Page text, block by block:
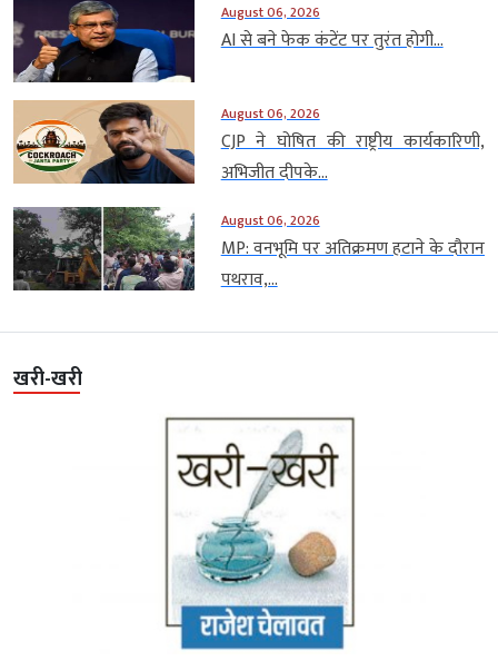
August 06, 2026
AI से बने फेक कंटेंट पर तुरंत होगी...
August 06, 2026
CJP ने घोषित की राष्ट्रीय कार्यकारिणी,
अभिजीत दीपके...
August 06, 2026
MP: वनभूमि पर अतिक्रमण हटाने के दौरान
पथराव,...
खरी-खरी